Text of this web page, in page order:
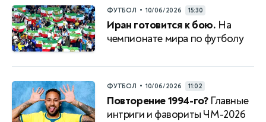
ФУТБОЛ • 10/06/2026 15:30
Иран готовится к бою. На
чемпионате мира по футболу
ФУТБОЛ • 10/06/2026 11:02
Повторение 1994-го?Главные
интриги и фавориты ЧМ-2026